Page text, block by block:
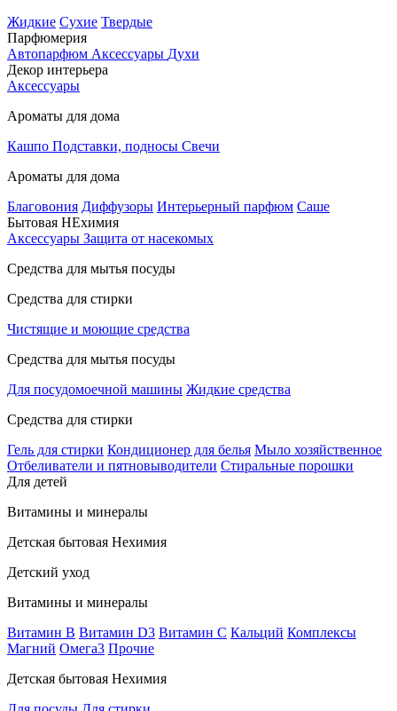
Жидкие Сухие Твердые
Парфюмерия
Автопарфюм Аксессуары Духи
Декор интерьера
Аксессуары
Ароматы для дома
Кашпо Подставки, подносы Свечи
Ароматы для дома
Благовония Диффузоры Интерьерный парфюм Саше
Бытовая НЕхимия
Аксессуары Защита от насекомых
Средства для мытья посуды
Средства для стирки
Чистящие и моющие средства
Средства для мытья посуды
Для посудомоечной машины Жидкие средства
Средства для стирки
Гель для стирки Кондиционер для белья Мыло хозяйственное
Отбеливатели и пятновыводители Стиральные порошки
Для детей
Витамины и минералы
Детская бытовая Нехимия
Детский уход
Витамины и минералы
Витамин В Витамин D3 Витамин С Кальций Комплексы
Магний Омега3 Прочие
Детская бытовая Нехимия